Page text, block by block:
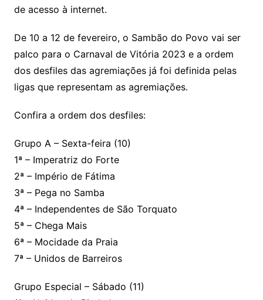
de acesso à internet.
De 10 a 12 de fevereiro, o Sambão do Povo vai ser
palco para o Carnaval de Vitória 2023 e a ordem
dos desfiles das agremiações já foi definida pelas
ligas que representam as agremiações.
Confira a ordem dos desfiles:
Grupo A – Sexta-feira (10)
1ª – Imperatriz do Forte
2ª – Império de Fátima
3ª – Pega no Samba
4ª – Independentes de São Torquato
5ª – Chega Mais
6ª – Mocidade da Praia
7ª – Unidos de Barreiros
Grupo Especial – Sábado (11)